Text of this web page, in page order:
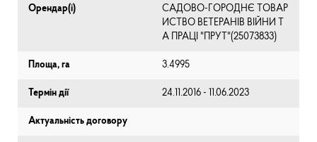
Орендар(і)
САДОВО-ГОРОДНЄ ТОВАР
ИСТВО ВЕТЕРАНІВ ВІЙНИ Т
А ПРАЦІ "ПРУТ"(25073833)
Площа, га 3.4995
Термін дії 24.11.2016 - 11.06.2023
Актуальність договору